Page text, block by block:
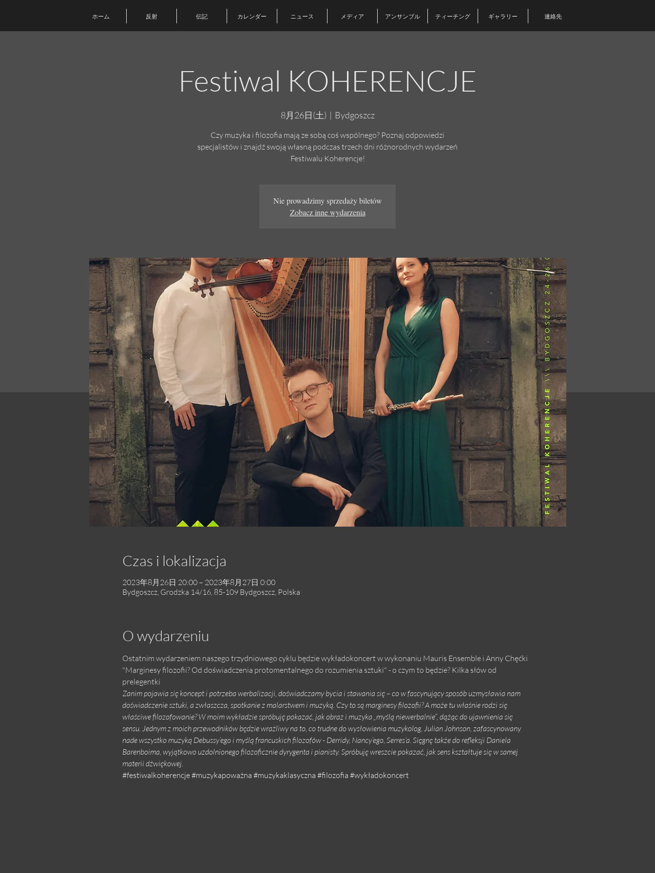
Festiwal KOHERENCJE
8月26日(土)
  |
Bydgoszcz
Czy muzyka i filozofia mają ze sobą coś wspólnego? Poznaj odpowiedzi
specjalistów i znajdź swoją własną podczas trzech dni różnorodnych wydarzeń
Festiwalu Koherencje!
Nie prowadzimy sprzedaży biletów
Zobacz inne wydarzenia
Czas i lokalizacja
2023年8月26日 20:00 – 2023年8月27日 0:00
Bydgoszcz, Grodzka 14/16, 85-109 Bydgoszcz, Polska
O wydarzeniu
Ostatnim wydarzeniem naszego trzydniowego cyklu będzie wykładokoncert w wykonaniu Mauris Ensemble i Anny Chęćki
"Marginesy filozofii? Od doświadczenia protomentalnego do rozumienia sztuki" - o czym to będzie? Kilka słów od
prelegentki
Zanim pojawia się koncept i potrzeba werbalizacji, doświadczamy bycia i stawania się – co w fascynujący sposób uzmysławia nam
doświadczenie sztuki, a zwłaszcza, spotkanie z malarstwem i muzyką. Czy to są marginesy filozofii? A może tu właśnie rodzi się
właściwe filozofowanie? W moim wykładzie spróbuję pokazać, jak obraz i muzyka „myślą niewerbalnie”, dążąc do ujawnienia się
sensu. Jednym z moich przewodników będzie wrażliwy na to, co trudne do wysłowienia muzykolog, Julian Johnson, zafascynowany
nade wszystko muzyką Debussy’ego i myślą francuskich filozofów - Derridy, Nancy’ego, Serres’a. Sięgnę także do refleksji Daniela
Barenboima, wyjątkowo uzdolnionego filozoficznie dyrygenta i pianisty. Spróbuję wreszcie pokazać, jak sens kształtuje się w samej
materii dźwiękowej.
#festiwalkoherencje#muzykapoważna #muzykaklasyczna #filozofia #wykładokoncert
ホーム 反射 伝記 カレンダー ニュース メディア アンサンブル ティーチング ギャラリー 連絡先